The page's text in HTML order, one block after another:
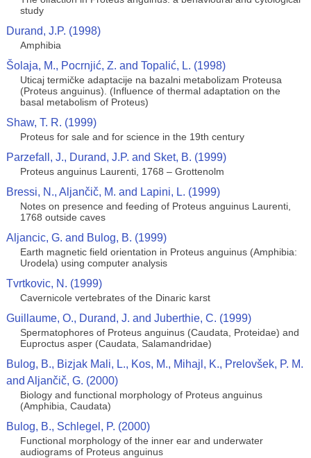
study
Durand, J.P. (1998)
Amphibia
Šolaja, M., Pocrnjić, Z. and Topalić, L. (1998)
Uticaj termičke adaptacije na bazalni metabolizam Proteusa
(Proteus anguinus). (Influence of thermal adaptation on the
basal metabolism of Proteus)
Shaw, T. R. (1999)
Proteus for sale and for science in the 19th century
Parzefall, J., Durand, J.P. and Sket, B. (1999)
Proteus anguinus Laurenti, 1768 – Grottenolm
Bressi, N., Aljančič, M. and Lapini, L. (1999)
Notes on presence and feeding of Proteus anguinus Laurenti,
1768 outside caves
Aljancic, G. and Bulog, B. (1999)
Earth magnetic field orientation in Proteus anguinus (Amphibia:
Urodela) using computer analysis
Tvrtkovic, N. (1999)
Cavernicole vertebrates of the Dinaric karst
Guillaume, O., Durand, J. and Juberthie, C. (1999)
Spermatophores of Proteus anguinus (Caudata, Proteidae) and
Euproctus asper (Caudata, Salamandridae)
Bulog, B., Bizjak Mali, L., Kos, M., Mihajl, K., Prelovšek, P. M.
and Aljančič, G. (2000)
Biology and functional morphology of Proteus anguinus
(Amphibia, Caudata)
Bulog, B., Schlegel, P. (2000)
Functional morphology of the inner ear and underwater
audiograms of Proteus anguinus